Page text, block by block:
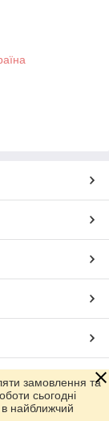
замовлення та
сьогодні
найближчий